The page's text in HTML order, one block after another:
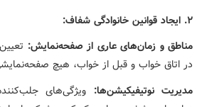
۲. ایجاد قوانین خانوادگی شفاف:
مناطق و زمان‌های عاری از صفحه‌نمایش:
در اتاق خواب و قبل از خواب، هیچ
مدیریت نوتیفیکیشن‌ها: ویژگی‌های